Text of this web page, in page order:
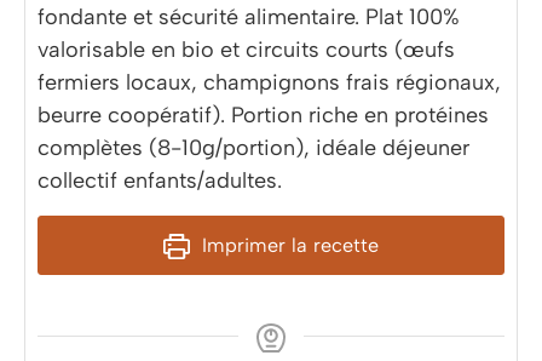
fondante et sécurité alimentaire. Plat 100%
valorisable en bio et circuits courts (œufs
fermiers locaux, champignons frais régionaux,
beurre coopératif). Portion riche en protéines
complètes (8-10g/portion), idéale déjeuner
collectif enfants/adultes.
Imprimer la recette